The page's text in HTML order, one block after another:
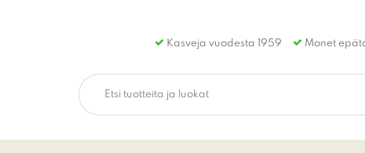
Kasveja vuodesta 1959 Monet